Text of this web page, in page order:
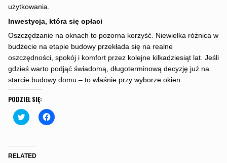
użytkowania.
Inwestycja, która się opłaci
Oszczędzanie na oknach to pozorna korzyść. Niewielka różnica w
budżecie na etapie budowy przekłada się na realne
oszczędności, spokój i komfort przez kolejne kilkadziesiąt lat. Jeśli
gdzieś warto podjąć świadomą, długoterminową decyzję już na
starcie budowy domu – to właśnie przy wyborze okien.
PODZIEL SIĘ:
C
l
t
o
C
l
RELATED